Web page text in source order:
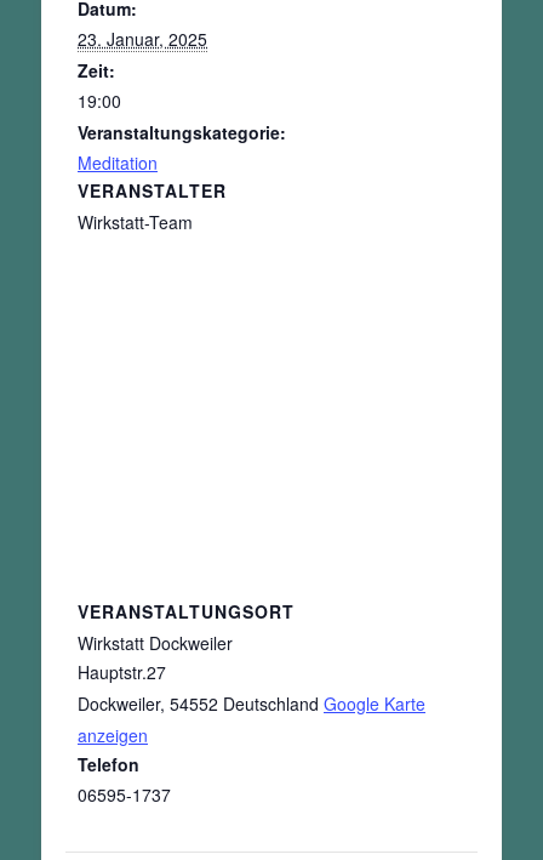
Datum:
23. Januar, 2025
Zeit:
19:00
Veranstaltungskategorie:
Meditation
VERANSTALTER
Wirkstatt-Team
VERANSTALTUNGSORT
Wirkstatt Dockweiler
Hauptstr.27
Dockweiler, 54552 Deutschland Google Karte
anzeigen
Telefon
06595-1737